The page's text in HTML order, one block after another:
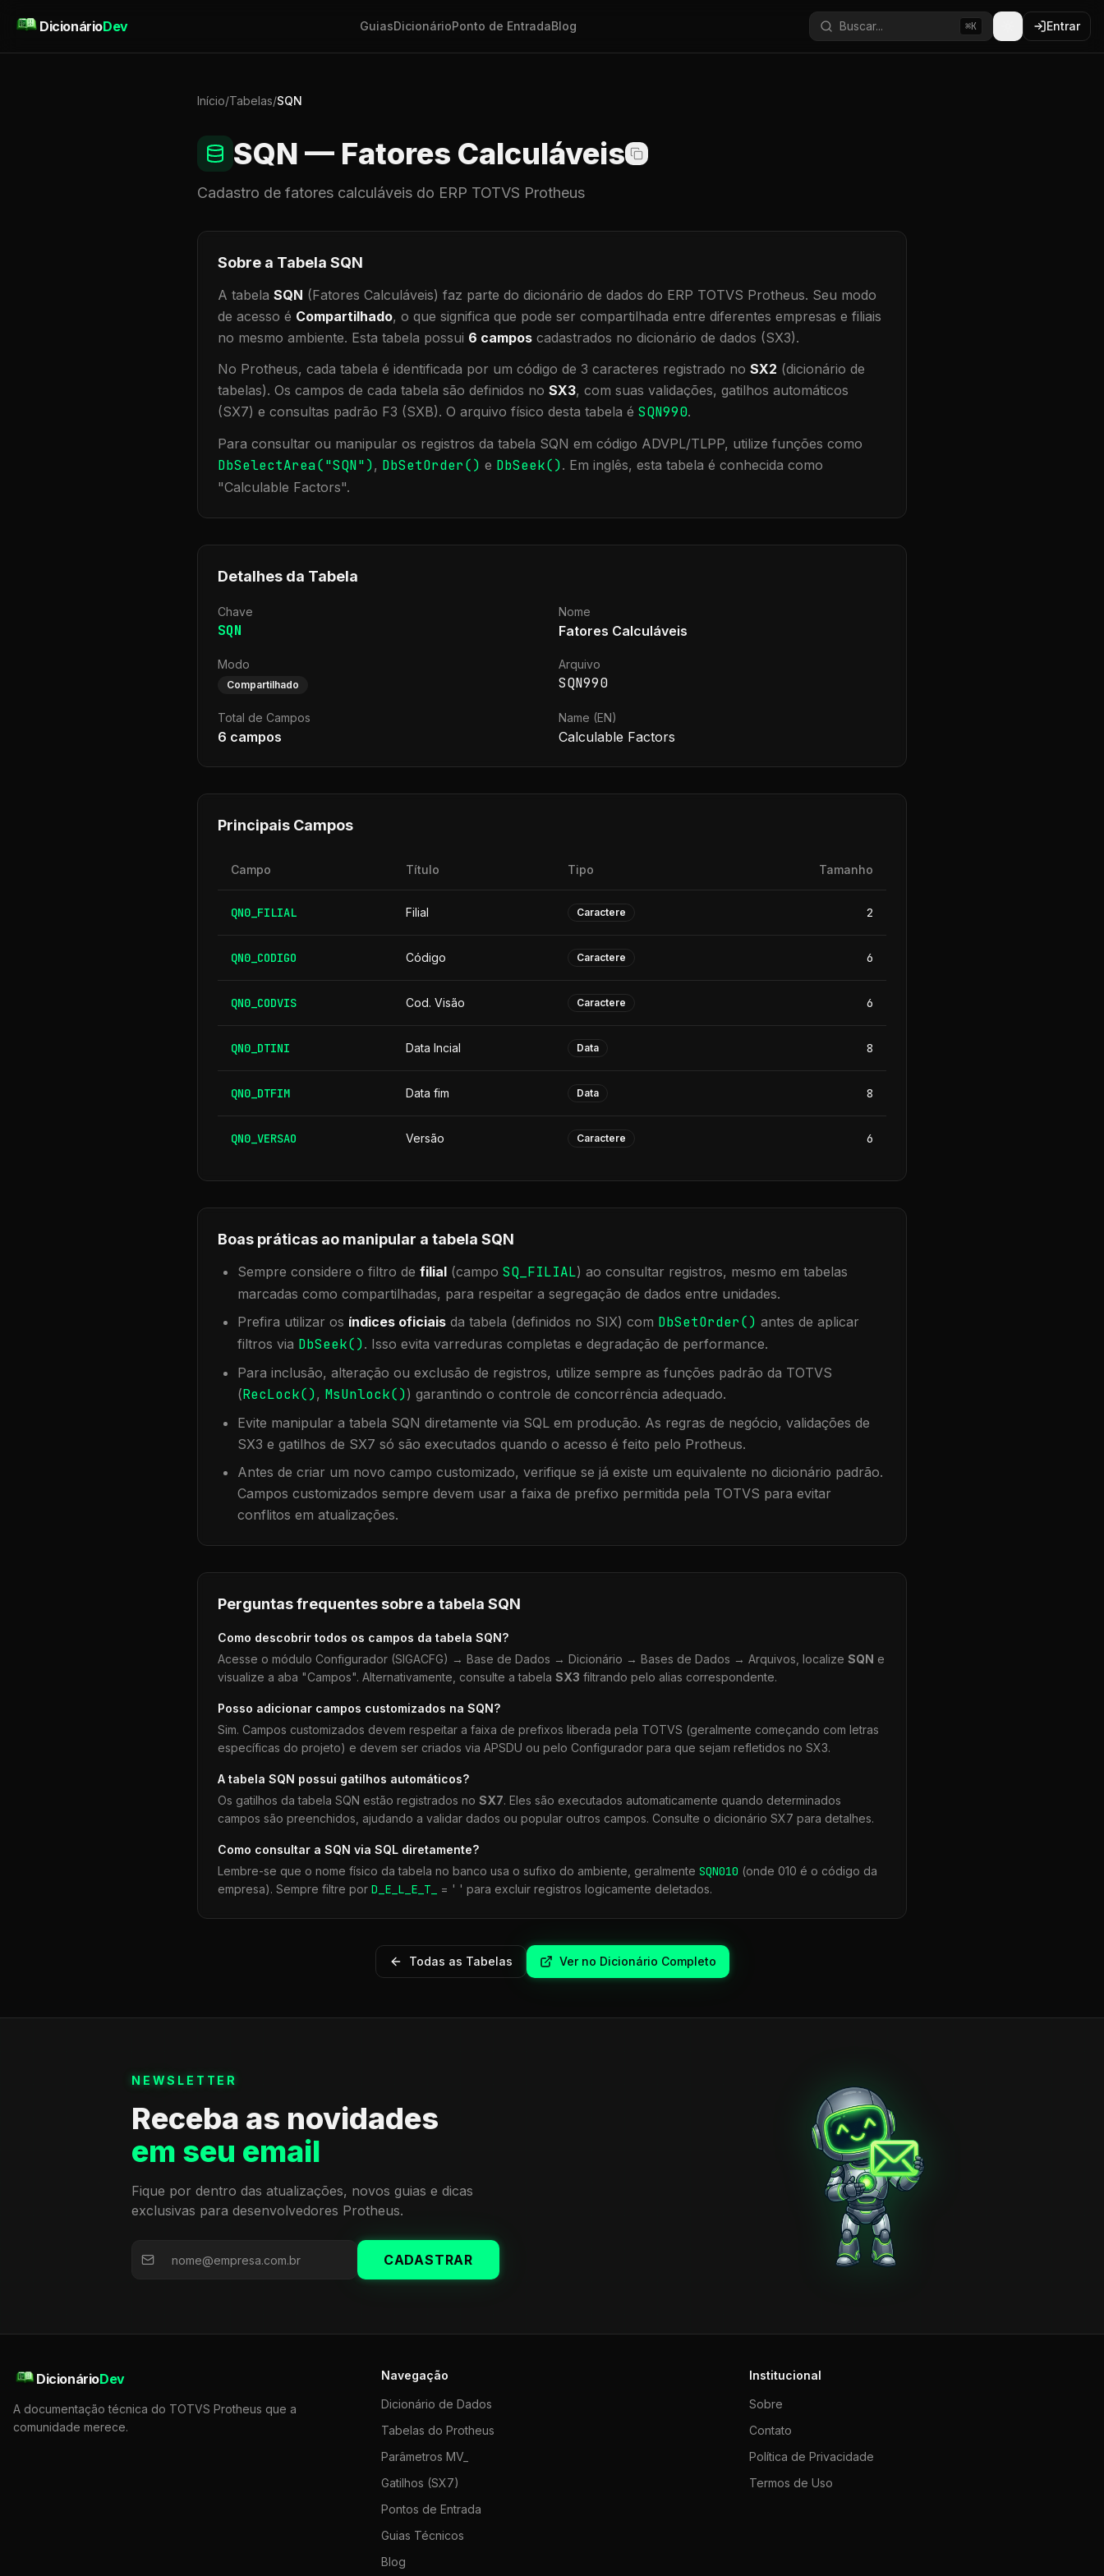
DicionárioDev GuiasDicionárioPonto de EntradaBlog Buscar... ⌘K Entrar
Início/Tabelas/SQN
SQN — Fatores Calculáveis
Cadastro de fatores calculáveis do ERP TOTVS Protheus
Sobre a Tabela SQN
A tabela SQN (Fatores Calculáveis) faz parte do dicionário de dados do ERP TOTVS Protheus. Seu modo
de acesso é Compartilhado, o que significa que pode ser compartilhada entre diferentes empresas e filiais
no mesmo ambiente. Esta tabela possui 6 campos cadastrados no dicionário de dados (SX3).
No Protheus, cada tabela é identificada por um código de 3 caracteres registrado no SX2 (dicionário de
tabelas). Os campos de cada tabela são definidos no SX3, com suas validações, gatilhos automáticos
(SX7) e consultas padrão F3 (SXB). O arquivo físico desta tabela é SQN990.
Para consultar ou manipular os registros da tabela SQN em código ADVPL/TLPP, utilize funções como
DbSelectArea("SQN"), DbSetOrder() e DbSeek(). Em inglês, esta tabela é conhecida como
"Calculable Factors".
Detalhes da Tabela
Chave
SQN
Nome
Fatores Calculáveis
Modo
Compartilhado
Arquivo
SQN990
Total de Campos
6 campos
Name (EN)
Calculable Factors
Principais Campos
Campo Título Tipo Tamanho
QN0_FILIAL Filial Caractere 2
QN0_CODIGO Código Caractere 6
QN0_CODVIS Cod. Visão Caractere 6
QN0_DTINI Data Incial Data 8
QN0_DTFIM Data fim Data 8
QN0_VERSAO Versão Caractere 6
Boas práticas ao manipular a tabela SQN
Sempre considere o filtro de filial (campo SQ_FILIAL) ao consultar registros, mesmo em tabelas
marcadas como compartilhadas, para respeitar a segregação de dados entre unidades.
Prefira utilizar os índices oficiais da tabela (definidos no SIX) com DbSetOrder() antes de aplicar
filtros via DbSeek(). Isso evita varreduras completas e degradação de performance.
Para inclusão, alteração ou exclusão de registros, utilize sempre as funções padrão da TOTVS
(RecLock(), MsUnlock()) garantindo o controle de concorrência adequado.
Evite manipular a tabela SQN diretamente via SQL em produção. As regras de negócio, validações de
SX3 e gatilhos de SX7 só são executados quando o acesso é feito pelo Protheus.
Antes de criar um novo campo customizado, verifique se já existe um equivalente no dicionário padrão.
Campos customizados sempre devem usar a faixa de prefixo permitida pela TOTVS para evitar
conflitos em atualizações.
Perguntas frequentes sobre a tabela SQN
Como descobrir todos os campos da tabela SQN?
Acesse o módulo Configurador (SIGACFG) → Base de Dados → Dicionário → Bases de Dados → Arquivos, localize SQN e
visualize a aba "Campos". Alternativamente, consulte a tabela SX3 filtrando pelo alias correspondente.
Posso adicionar campos customizados na SQN?
Sim. Campos customizados devem respeitar a faixa de prefixos liberada pela TOTVS (geralmente começando com letras
específicas do projeto) e devem ser criados via APSDU ou pelo Configurador para que sejam refletidos no SX3.
A tabela SQN possui gatilhos automáticos?
Os gatilhos da tabela SQN estão registrados no SX7. Eles são executados automaticamente quando determinados
campos são preenchidos, ajudando a validar dados ou popular outros campos. Consulte o dicionário SX7 para detalhes.
Como consultar a SQN via SQL diretamente?
Lembre-se que o nome físico da tabela no banco usa o sufixo do ambiente, geralmente SQN010 (onde 010 é o código da
empresa). Sempre filtre por D_E_L_E_T_ = ' ' para excluir registros logicamente deletados.
Todas as Tabelas Ver no Dicionário Completo
NEWSLETTER
Receba as novidades
em seu email
Fique por dentro das atualizações, novos guias e dicas
exclusivas para desenvolvedores Protheus.
CADASTRAR
DicionárioDev
A documentação técnica do TOTVS Protheus que a
comunidade merece.
Navegação
Dicionário de Dados
Tabelas do Protheus
Parâmetros MV_
Gatilhos (SX7)
Pontos de Entrada
Guias Técnicos
Blog
Institucional
Sobre
Contato
Política de Privacidade
Termos de Uso